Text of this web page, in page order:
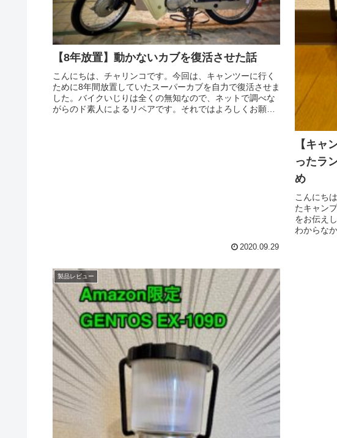
【8年放置】動かないカブを復活させた話
こんにちは、チャリンコです。今回は、キャンツーに行く
ために8年間放置していたスーパーカブを自力で復活させま
した。バイクいじりは全くの無知なので、ネットで調べな
がらのド素人によるリペアです。それではよろしくお願い
2020.09.29
【キャ
ったラ
め
こんにち
たキャン
をお伝え
わからな
製品レビュー